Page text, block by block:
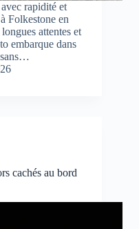
rapidité et
Folkestone en
attentes et
embarque dans
sans…
cachés au bord